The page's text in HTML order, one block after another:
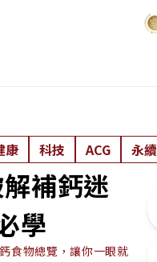
康 科技 ACG 永續
補鈣迷
學
食物總覽，讓你一眼就